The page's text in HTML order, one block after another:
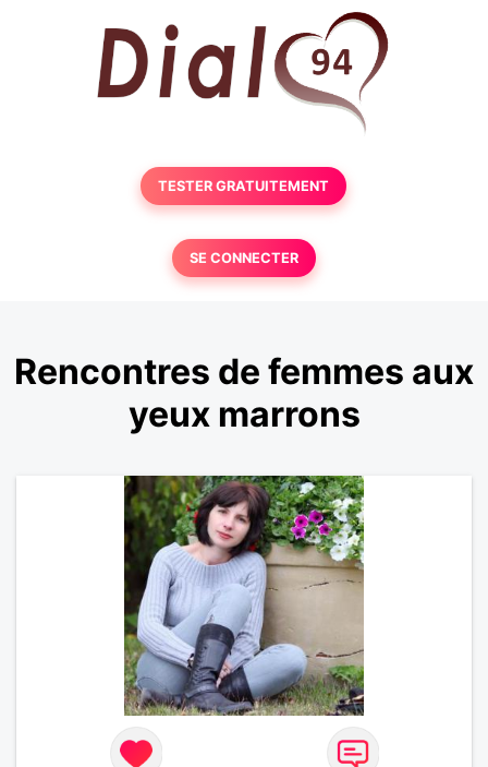
TESTER GRATUITEMENT
SE CONNECTER
Rencontres de femmes aux
yeux marrons